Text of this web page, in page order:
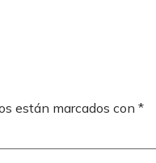
están marcados con *